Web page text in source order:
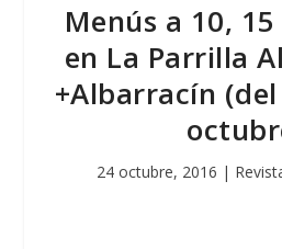
Menús a 10,
en La Parrilla
+Albarracín
24 octubre, 2016 |